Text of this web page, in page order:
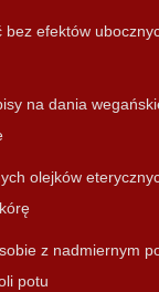
bez efektów
na dania
olejków
z nadmiernym
potu